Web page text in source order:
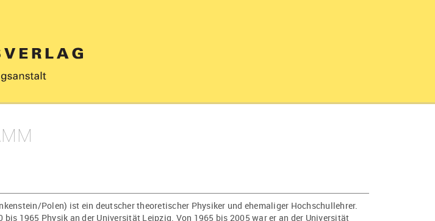
Polen) ist ein deutscher theoretischer Physiker und ehemaliger Hochschullehrer.
bis 1965 Physik an der Universität Leipzig. Von 1965 bis 2005 war er an der Universität